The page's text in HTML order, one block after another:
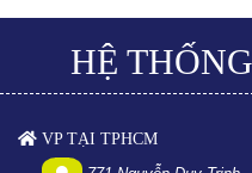
HỆ
VP TẠI TPHCM